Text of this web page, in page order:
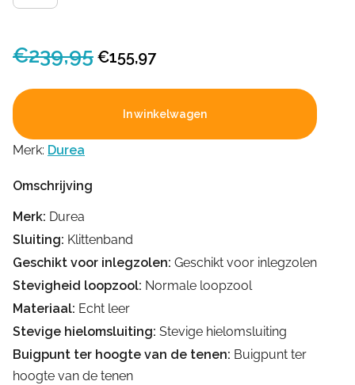
€239,95 Oorspronkelijke
€239,95.
€155,97Huidige
€155,97.
In winkelwagen
Merk: Durea
Omschrijving
Merk: Durea
Sluiting: Klittenband
Geschikt voor inlegzolen: Geschikt voor inlegzolen
Stevigheid loopzool: Normale loopzool
Materiaal: Echt leer
Stevige hielomsluiting: Stevige hielomsluiting
Buigpunt ter hoogte van de tenen: Buigpunt ter
hoogte van de tenen